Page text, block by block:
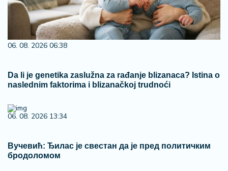
06. 08. 2026 06:38
Da li je genetika zaslužna za rađanje blizanaca? Istina o
naslednim faktorima i blizanačkoj trudnoći
06. 08. 2026 13:34
Вучевић: Ђилас је свестан да је пред политичким
бродоломом